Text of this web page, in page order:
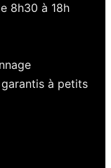
8h30 à 18h
à petits